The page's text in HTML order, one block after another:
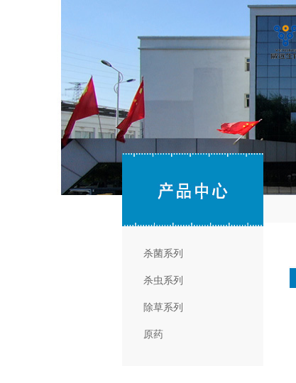
杀菌系列
杀虫系列
除草系列
原药